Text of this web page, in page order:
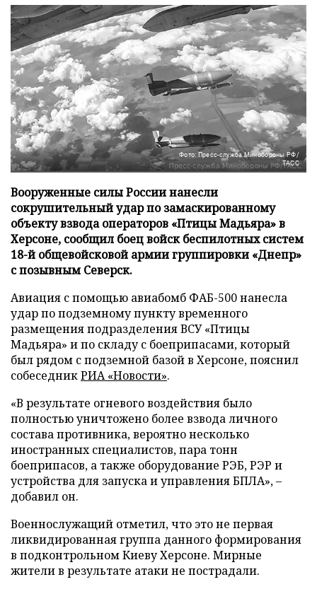
Фото: Пресс-служба Минобороны РФ/
ТАСС
Вооруженные силы России нанесли
сокрушительный удар по замаскированному
объекту взвода операторов «Птицы Мадьяра» в
Херсоне, сообщил боец войск беспилотных систем
18-й общевойсковой армии группировки «Днепр»
с позывным Северск.
Авиация с помощью авиабомб ФАБ-500 нанесла
удар по подземному пункту временного
размещения подразделения ВСУ «Птицы
Мадьяра» и по складу с боеприпасами, который
был рядом с подземной базой в Херсоне, пояснил
собеседникРИА «Новости».
«В результате огневого воздействия было
полностью уничтожено более взвода личного
состава противника, вероятно несколько
иностранных специалистов, пара тонн
боеприпасов, а также оборудование РЭБ, РЭР и
устройства для запуска и управления БПЛА», –
добавил он.
Военнослужащий отметил, что это не первая
ликвидированная группа данного формирования
в подконтрольном Киеву Херсоне. Мирные
жители в результате атаки не пострадали.